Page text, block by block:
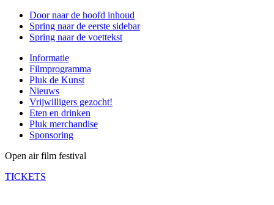
Door naar de hoofd inhoud
Spring naar de eerste sidebar
Spring naar de voettekst
Informatie
Filmprogramma
Pluk de Kunst
Nieuws
Vrijwilligers gezocht!
Eten en drinken
Pluk merchandise
Sponsoring
Open air film festival
TICKETS